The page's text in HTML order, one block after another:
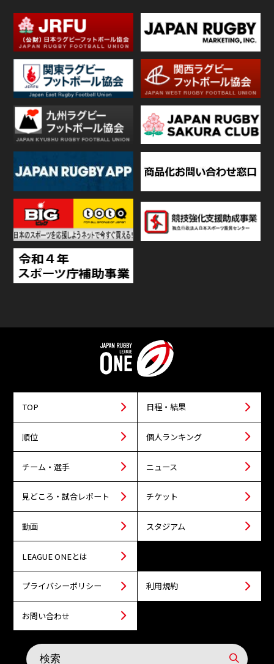
TOP 日程・結果
順位 個人ランキング
チーム・選手 ニュース
見どころ・試合レポート チケット
動画 スタジアム
LEAGUE ONEとは
プライバシーポリシー 利用規約
お問い合わせ